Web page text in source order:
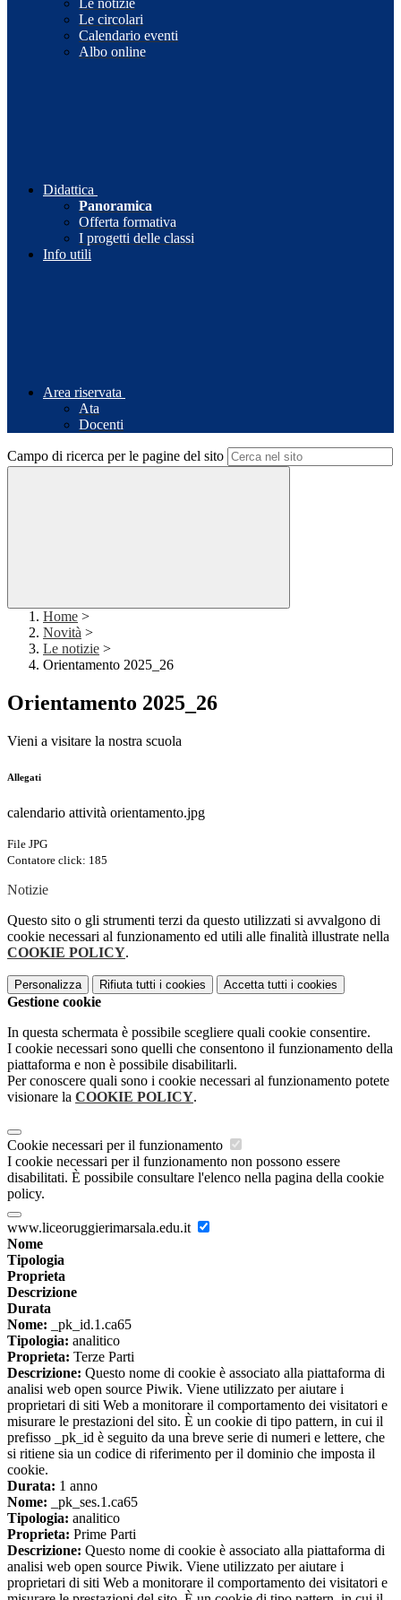
Le notizie
Le circolari
Calendario eventi
Albo online
Didattica
Panoramica
Offerta formativa
I progetti delle classi
Info utili
Area riservata
Ata
Docenti
Campo di ricerca per le pagine del sito
Home >
Novità >
Le notizie >
Orientamento 2025_26
Orientamento 2025_26
Vieni a visitare la nostra scuola
Allegati
calendario attività orientamento.jpg
File JPG
Contatore click: 185
Notizie
Questo sito o gli strumenti terzi da questo utilizzati si avvalgono di
cookie necessari al funzionamento ed utili alle finalità illustrate nella
COOKIE POLICY.
Personalizza Rifiuta tutti i cookies Accetta tutti i cookies
Gestione cookie
In questa schermata è possibile scegliere quali cookie consentire.
I cookie necessari sono quelli che consentono il funzionamento della
piattaforma e non è possibile disabilitarli.
Per conoscere quali sono i cookie necessari al funzionamento potete
visionare la COOKIE POLICY.
Cookie necessari per il funzionamento
I cookie necessari per il funzionamento non possono essere
disabilitati. È possibile consultare l'elenco nella pagina della cookie
policy.
www.liceoruggierimarsala.edu.it
Nome
Tipologia
Proprieta
Descrizione
Durata
Nome: _pk_id.1.ca65
Tipologia: analitico
Proprieta: Terze Parti
Descrizione: Questo nome di cookie è associato alla piattaforma di
analisi web open source Piwik. Viene utilizzato per aiutare i
proprietari di siti Web a monitorare il comportamento dei visitatori e
misurare le prestazioni del sito. È un cookie di tipo pattern, in cui il
prefisso _pk_id è seguito da una breve serie di numeri e lettere, che
si ritiene sia un codice di riferimento per il dominio che imposta il
cookie.
Durata: 1 anno
Nome: _pk_ses.1.ca65
Tipologia: analitico
Proprieta: Prime Parti
Descrizione: Questo nome di cookie è associato alla piattaforma di
analisi web open source Piwik. Viene utilizzato per aiutare i
proprietari di siti Web a monitorare il comportamento dei visitatori e